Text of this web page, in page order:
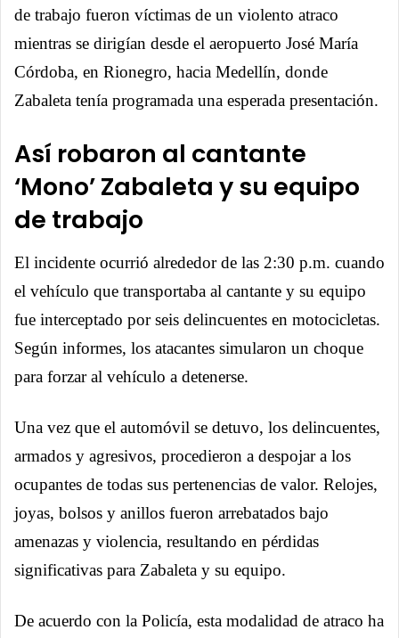
de trabajo fueron víctimas de un violento atraco
mientras se dirigían desde el aeropuerto José María
Córdoba, en Rionegro, hacia Medellín, donde
Zabaleta tenía programada una esperada presentación.
Así robaron al cantante
‘Mono’ Zabaleta y su equipo
de trabajo
El incidente ocurrió alrededor de las 2:30 p.m. cuando
el vehículo que transportaba al cantante y su equipo
fue interceptado por seis delincuentes en motocicletas.
Según informes, los atacantes simularon un choque
para forzar al vehículo a detenerse.
Una vez que el automóvil se detuvo, los delincuentes,
armados y agresivos, procedieron a despojar a los
ocupantes de todas sus pertenencias de valor. Relojes,
joyas, bolsos y anillos fueron arrebatados bajo
amenazas y violencia, resultando en pérdidas
significativas para Zabaleta y su equipo.
De acuerdo con la Policía, esta modalidad de atraco ha